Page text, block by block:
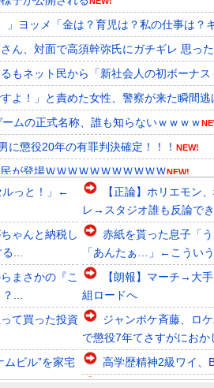
ヨッメ「金は？育児は？私の仕事は？
ん、対面で高須幹弥氏にガチギレ 思っ
もネット民から「新社会人の初ボーナス
よ！」と責めた女性、警察が来た瞬間逃
ムの正式名称、誰も知らないｗｗｗｗ
に懲役20年の有罪判決確定！！！ NEW!
が登場ＷＷＷＷＷＷＷＷＷＷＷNEW!
ダル剥奪の危機！海外メディアが『時
過去ワールドカップ、オリンピック予
ー協会による日本人や外国人審判接待
っと！」←
ゃんと納税し
...
まさかの『こ
...
て買った投資
ムビル”を家宅
【正論】ホリエモン
レ→スタジオ誰も反論で
赤紙を貰った息子「
「あんたぁ…」←こういう
【朗報】マーチ→大
組ロードへ
ジャンポケ斉藤、ロ
で懲役7年てさすがにおか
高学歴精神2級ワイ、